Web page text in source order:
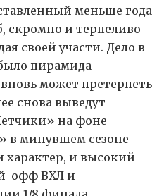
меньше года
скромно и терпеливо
своей участи. Дело в
пирамида
может претерпеть
снова выведут
на фоне
в минувшем сезоне
характер, и высокий
офф ВХЛ и